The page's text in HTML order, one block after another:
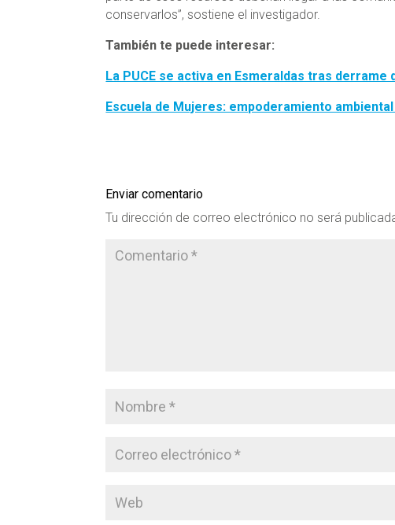
conservarlos”, sostiene el investigador.
También te puede interesar:
La PUCE se activa en Esmeraldas tras derrame
Escuela de Mujeres: empoderamiento
Enviar comentario
Tu dirección de correo electrónico no será